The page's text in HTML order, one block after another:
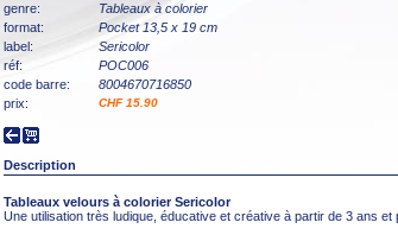
genre:
Tableaux à colorier
format:
Pocket 13,5 x 19 cm
label:
Sericolor
réf:
POC006
code barre:
8004670716850
prix:
CHF 15.90
Description
Tableaux velours à colorier Sericolor
Une utilisation très ludique, éducative et créative à partir de 3 ans et